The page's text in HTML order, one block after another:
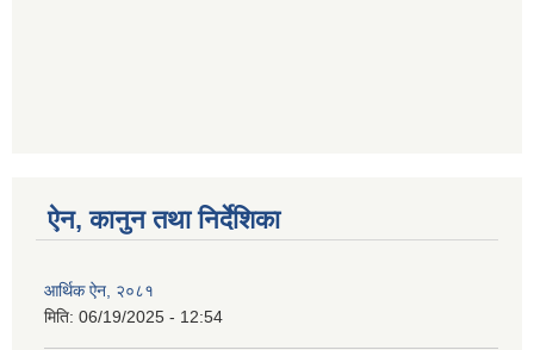
ऐन, कानुन तथा निर्देशिका
आर्थिक ऐन, २०८१
मिति: 06/19/2025 - 12:54